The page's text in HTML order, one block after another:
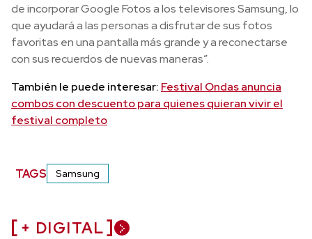
de incorporar Google Fotos a los televisores Samsung, lo
que ayudará a las personas a disfrutar de sus fotos
favoritas en una pantalla más grande y a reconectarse
con sus recuerdos de nuevas maneras”.
También le puede interesar: Festival Ondas anuncia
combos con descuento para quienes quieran vivir el
festival completo
TAGS Samsung
+ DIGITAL